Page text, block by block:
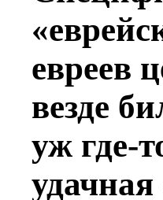
евреев
везде
уж где-